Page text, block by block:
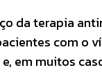
da terapia
com o
em muitos